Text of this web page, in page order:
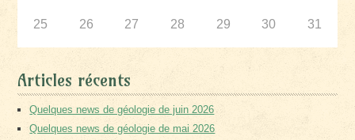
25 26 27 28 29 30 31
Articles récents
Quelques news de géologie de juin 2026
Quelques news de géologie de mai 2026